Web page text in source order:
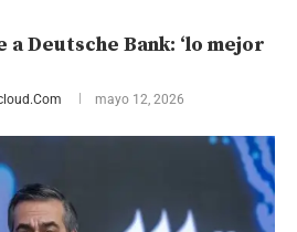
Deutsche Bank: ‘lo mejor
mayo 12, 2026